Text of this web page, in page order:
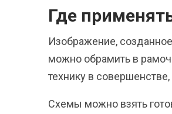
Где
Изображение,
можно обрамить в
технику в
Схемы можно взять